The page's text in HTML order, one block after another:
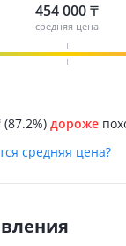
454 000₸
средняя цена
(87.2%) дороже
средняя цена?